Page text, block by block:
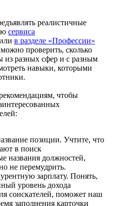
реалистичные
сервиса
в разделе «Профессии»
проверить, сколько
из разных сфер и с разным
навыки, которыми
чтобы
позиции. Учтите, что
в поиск
названия должностей,
не перемудрить.
зарплату. Понять,
уровень дохода
соискателей, поможет наш
заполнения карточки